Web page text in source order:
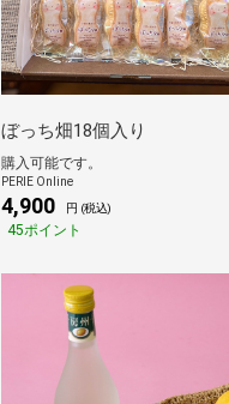
ぼっち畑18個入り
購入可能です。
PERIE Online
4,900 円 (税込)
45ポイント